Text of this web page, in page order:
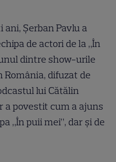
Șerban Pavlu a
de actori de la „În
dintre show-urile
România, difuzat de
lui Cătălin
a povestit cum a ajuns
„În puii mei”, dar și de